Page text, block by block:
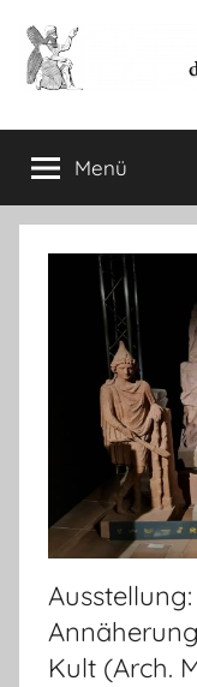
Inhalt
springen
der
Geschichte
&
Archäologie
Menü
Ausstellung:
Kult (Arch.